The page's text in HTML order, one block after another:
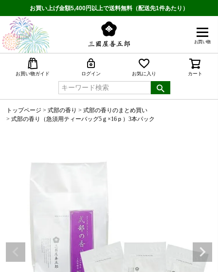
お買い上げ金額5,400円以上で送料無料（配送先1件あたり）
お買い物
お買い物ガイド ログイン お気に入り カート
トップページ 式部の香り
式部の香りのまとめ買い
式部の香り（急須用ティーバッグ5ｇ×16ｐ）3本パック